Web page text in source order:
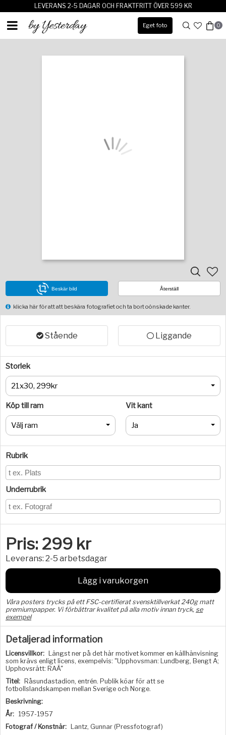
LEVERANS 2-5 DAGAR OCH FRAKTFRITT ÖVER 599 KR
Eget foto 0
Beskär bild Återställ
klicka här för att att beskära fotografiet och ta bort oönskade kanter.
Stående Liggande
Storlek
21x30, 299kr
Köp till ram
Välj ram
Vit kant
Ja
Rubrik
Underrubrik
Pris: 299 kr
Leverans: 2-5 arbetsdagar
Lägg i varukorgen
Våra posters trycks på ett FSC-certifierat svensktillverkat 240g matt
premiumpapper. Vi förbättrar kvalitet på alla motiv innan tryck, se
exempel
Detaljerad information
Licensvillkor:
Längst ner på det här motivet kommer en källhänvisning
som krävs enligt licens, exempelvis: "Upphovsman: Lundberg, Bengt A;
Upphovsrätt: RAÄ"
Titel:
Råsundastadion, entrén. Publik köar för att se
fotbollslandskampen mellan Sverige och Norge.
Beskrivning:
År: 1957-1957
Fotograf / Konstnär:
Lantz, Gunnar (Pressfotograf)